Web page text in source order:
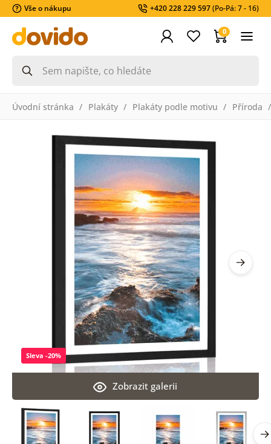
Vše o nákupu +420 228 229 597(Po-Pá: 7 - 16)
0
Úvodní stránka Plakáty Plakáty podle motivu Příroda
Zobrazit galerii
Sleva -20%